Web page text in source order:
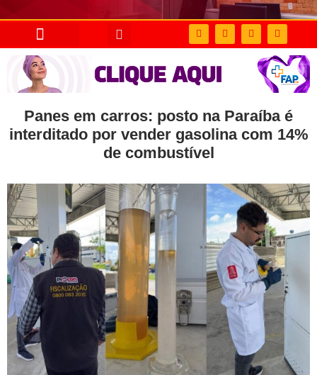
Panes em carros: posto na Paraíba é
interditado por vender gasolina com 14%
de combustível